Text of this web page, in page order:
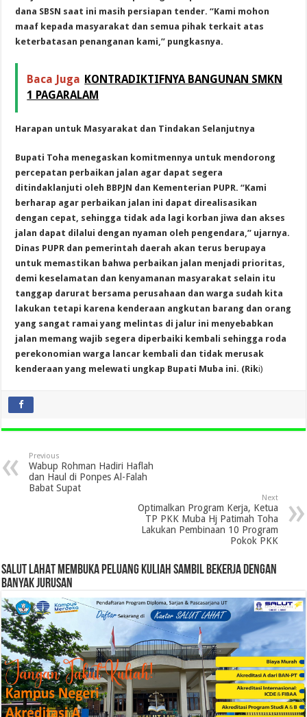
dana SBSN saat ini masih persiapan tender. “Kami mohon
maaf kepada masyarakat dan semua pihak terkait atas
keterbatasan penanganan kami,” pungkasnya.
Baca Juga KONTRADIKTIFNYA BANGUNAN SMKN
1 PAGARALAM
Harapan untuk Masyarakat dan Tindakan Selanjutnya
Bupati Toha menegaskan komitmennya untuk mendorong
percepatan perbaikan jalan agar dapat segera
ditindaklanjuti oleh BBPJN dan Kementerian PUPR. “Kami
berharap agar perbaikan jalan ini dapat direalisasikan
dengan cepat, sehingga tidak ada lagi korban jiwa dan akses
jalan dapat dilalui dengan nyaman oleh pengendara,” ujarnya.
Dinas PUPR dan pemerintah daerah akan terus berupaya
untuk memastikan bahwa perbaikan jalan menjadi prioritas,
demi keselamatan dan kenyamanan masyarakat selain itu
tanggap darurat bersama perusahaan dan warga sudah kita
lakukan tetapi karena kenderaan angkutan barang dan orang
yang sangat ramai yang melintas di jalur ini menyebabkan
jalan memang wajib segera diperbaiki kembali sehingga roda
perekonomian warga lancar kembali dan tidak merusak
kenderaan yang melewati ungkap Bupati Muba ini. (Riki)
Previous
Wabup Rohman Hadiri Haflah
dan Haul di Ponpes Al-Falah
Babat Supat
Next
Optimalkan Program Kerja, Ketua
TP PKK Muba Hj Patimah Toha
Lakukan Pembinaan 10 Program
Pokok PKK
SALUT LAHAT MEMBUKA PELUANG KULIAH SAMBIL BEKERJA DENGAN
BANYAK JURUSAN